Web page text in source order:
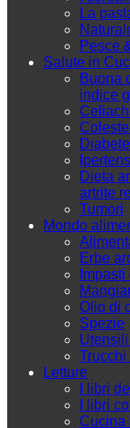
La
Pesce
Salute in
Buona
indice
Diabete
Dieta
artrite
Tumori
Mondo
Erbe
Olio di
Spezie
Trucchi
Letture
I libri
I libri
Cucina